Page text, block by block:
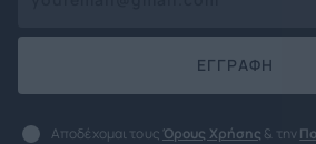
ΕΓΓΡΑΦΗ
Αποδέχομαι τους Όρους Χρήσης & την